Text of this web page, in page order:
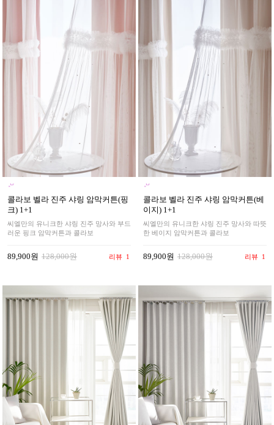
콜라보 벨라 진주 샤링 암막커튼(핑
크) 1+1
씨엘만의 유니크한 샤링 진주 망사와 부드
러운 핑크 암막커튼과 콜라보
89,900원 128,000원 리뷰 1
콜라보 벨라 진주 샤링 암막커튼(베
이지) 1+1
씨엘만의 유니크한 샤링 진주 망사와 따뜻
한 베이지 암막커튼과 콜라보
89,900원 128,000원 리뷰 1